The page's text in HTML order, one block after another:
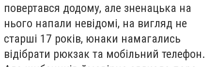
повертався додому, але зненацька на
нього напали невідомі, на вигляд не
старші 17 років, юнаки намагались
відібрати рюкзак та мобільний телефон.